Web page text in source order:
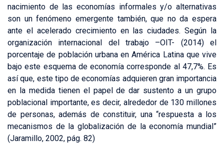
nacimiento de las economías informales y/o alternativas
son un fenómeno emergente también, que no da espera
ante el acelerado crecimiento en las ciudades. Según la
organización internacional del trabajo –OIT- (2014) el
porcentaje de población urbana en América Latina que vive
bajo este esquema de economía corresponde al 47,7%. Es
así que, este tipo de economías adquieren gran importancia
en la medida tienen el papel de dar sustento a un grupo
poblacional importante, es decir, alrededor de 130 millones
de personas, además de constituir, una “respuesta a los
mecanismos de la globalización de la economía mundial”
(Jaramillo, 2002, pág. 82)